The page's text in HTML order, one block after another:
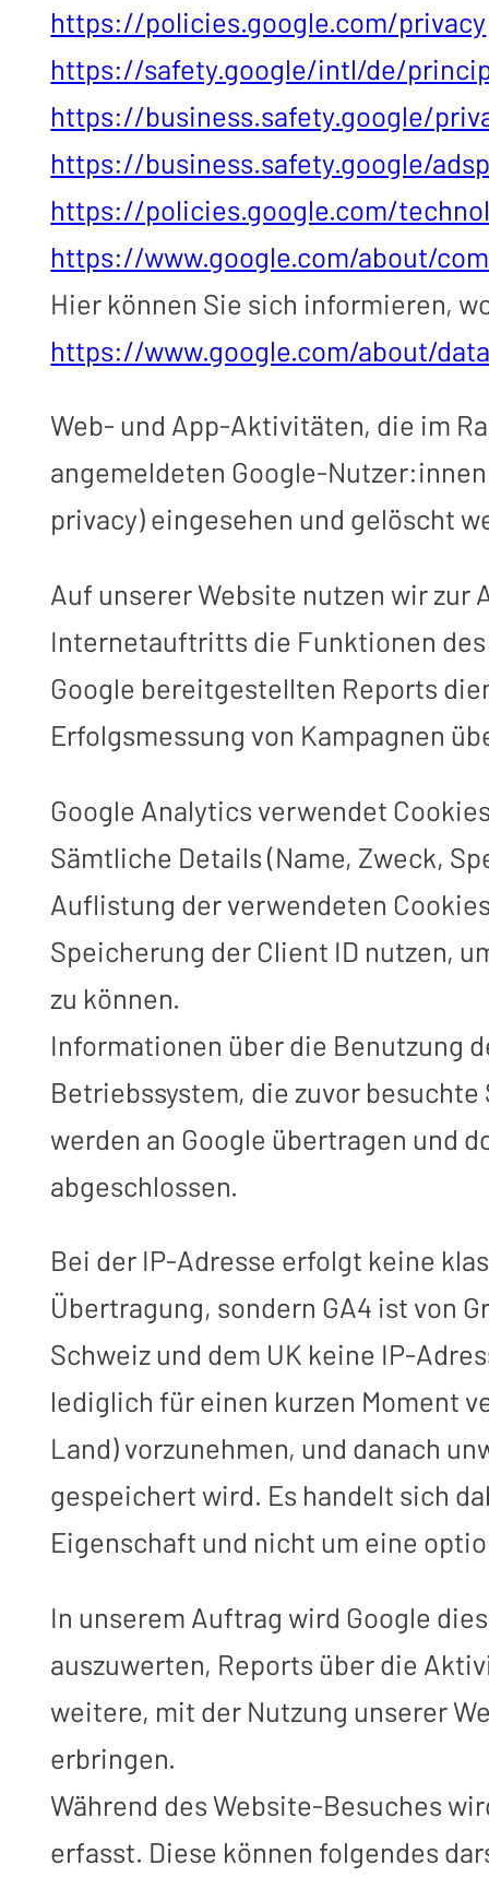
https://policies.google.com/privacy
https://safety.google/intl/de/
https://business.safety.google/
https://business.safety.google/
https://policies.google.com/
https://www.google.com/about/
Hier können Sie sich informieren,
https://www.google.com/about/
Web- und App-Aktivitäten, die im
angemeldeten Google-
privacy) eingesehen und gelöscht
Auf unserer Website nutzen wir zur
Internetauftritts die Funktionen des
Google bereitgestellten Reports
Erfolgsmessung von Kampagnen
Google Analytics verwendet
Sämtliche Details (Name, Zweck,
Auflistung der verwendeten
Speicherung der Client ID nutzen,
zu können.
Informationen über die Benutzung
Betriebssystem, die zuvor
werden an Google übertragen und
abgeschlossen.
Bei der IP-Adresse erfolgt keine
Übertragung, sondern GA4 ist von
Schweiz und dem UK keine IP-
lediglich für einen kurzen Moment
Land) vorzunehmen, und danach
gespeichert wird. Es handelt sich
Eigenschaft und nicht um eine
In unserem Auftrag wird Google
auszuwerten, Reports über die
weitere, mit der Nutzung unserer
erbringen.
Während des Website-Besuches
erfasst. Diese können folgendes